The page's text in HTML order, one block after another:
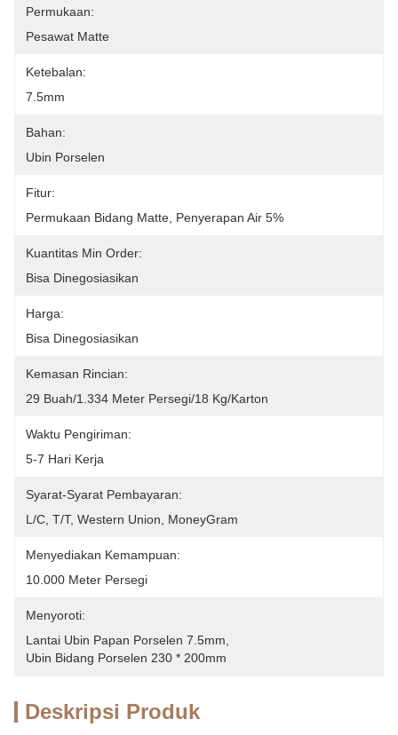
Permukaan:
Pesawat Matte
Ketebalan:
7.5mm
Bahan:
Ubin Porselen
Fitur:
Permukaan Bidang Matte, Penyerapan Air 5%
Kuantitas Min Order:
Bisa Dinegosiasikan
Harga:
Bisa Dinegosiasikan
Kemasan Rincian:
29 Buah/1.334 Meter Persegi/18 Kg/karton
Waktu Pengiriman:
5-7 Hari Kerja
Syarat-Syarat Pembayaran:
L/C, T/T, Western Union, MoneyGram
Menyediakan Kemampuan:
10.000 Meter Persegi
Menyoroti:
Lantai Ubin Papan Porselen 7.5mm
Ubin Bidang Porselen 230 * 200mm
Deskripsi Produk